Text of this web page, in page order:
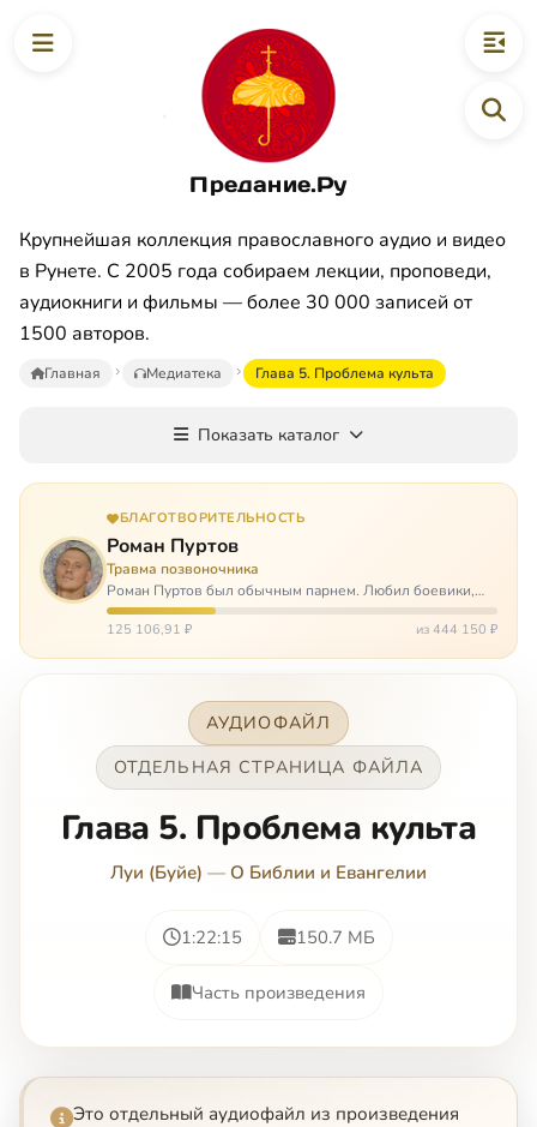
Предание.Ру
Крупнейшая коллекция православного аудио и видео
в Рунете. С 2005 года собираем лекции, проповеди,
аудиокниги и фильмы — более 30 000 записей от
1500 авторов.
Главная Медиатека Глава 5. Проблема культа
Показать каталог
БЛАГОТВОРИТЕЛЬНОСТЬ
Роман Пуртов
Травма позвоночника
Роман Пуртов был обычным парнем. Любил боевики,
хорошие автомобили, был не дурак поиграть в комп,
любил жену и обожал дочь. А потом, будучи
125 106,91 ₽ из 444 150 ₽
АУДИОФАЙЛ
ОТДЕЛЬНАЯ СТРАНИЦА ФАЙЛА
Глава 5. Проблема культа
Луи (Буйе) — О Библии и Евангелии
1:22:15 150.7 МБ
Часть произведения
Это отдельный аудиофайл из произведения